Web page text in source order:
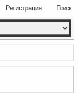
Поиск
Регистрация